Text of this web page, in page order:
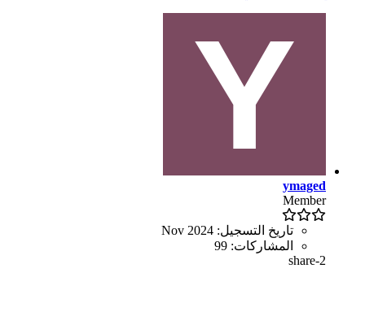
ymaged
Member
تاريخ التسجيل: Nov 2024
المشاركات: 99
share-2